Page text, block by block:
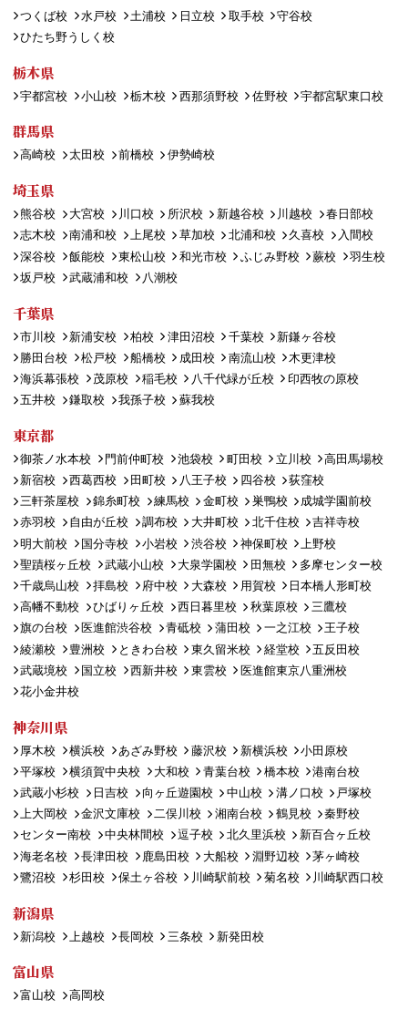
つくば校 水戸校 土浦校 日立校 取手校
守谷校
ひたち野うしく校
栃木県
宇都宮校 小山校 栃木校 西那須野校 佐野校 宇都宮駅東口校
群馬県
高崎校 太田校 前橋校 伊勢崎校
埼玉県
熊谷校 大宮校 川口校 所沢校 新越谷校 川越校
春日部校
志木校
南浦和校 上尾校 草加校 北浦和校 久喜校
入間校
深谷校
飯能校 東松山校 和光市校 ふじみ野校 蕨校
羽生校
坂戸校
武蔵浦和校 八潮校
千葉県
市川校 新浦安校 柏校 津田沼校 千葉校
新鎌ヶ谷校
勝田台校
松戸校 船橋校 成田校 南流山校
木更津校
海浜幕張校
茂原校 稲毛校 八千代緑が丘校
印西牧の原校
五井校
鎌取校 我孫子校 蘇我校
東京都
御茶ノ水本校 門前仲町校 池袋校 町田校 立川校
高田馬場校
新宿校
西葛西校 田町校 八王子校 四谷校
荻窪校
三軒茶屋校
錦糸町校 練馬校 金町校 巣鴨校
成城学園前校
赤羽校
自由が丘校 調布校 大井町校 北千住校
吉祥寺校
明大前校
国分寺校 小岩校 渋谷校 神保町校
上野校
聖蹟桜ヶ丘校
武蔵小山校 大泉学園校 田無校
多摩センター校
千歳烏山校
拝島校 府中校 大森校 用賀校
日本橋人形町校
高幡不動校
ひばりヶ丘校 西日暮里校 秋葉原校
三鷹校
旗の台校
医進館渋谷校 青砥校 蒲田校 一之江校
王子校
綾瀬校
豊洲校 ときわ台校 東久留米校 経堂校
五反田校
武蔵境校
国立校 西新井校 東雲校
医進館東京八重洲校
花小金井校
神奈川県
厚木校 横浜校 あざみ野校 藤沢校 新横浜校
小田原校
平塚校
横須賀中央校 大和校 青葉台校 橋本校
港南台校
武蔵小杉校
日吉校 向ヶ丘遊園校 中山校 溝ノ口校
戸塚校
上大岡校
金沢文庫校 二俣川校 湘南台校 鶴見校
秦野校
センター南校
中央林間校 逗子校 北久里浜校
新百合ヶ丘校
海老名校
長津田校 鹿島田校 大船校 淵野辺校
茅ヶ崎校
鷺沼校
杉田校 保土ヶ谷校 川崎駅前校 菊名校 川崎駅西口校
新潟県
新潟校 上越校 長岡校 三条校 新発田校
富山県
富山校 高岡校